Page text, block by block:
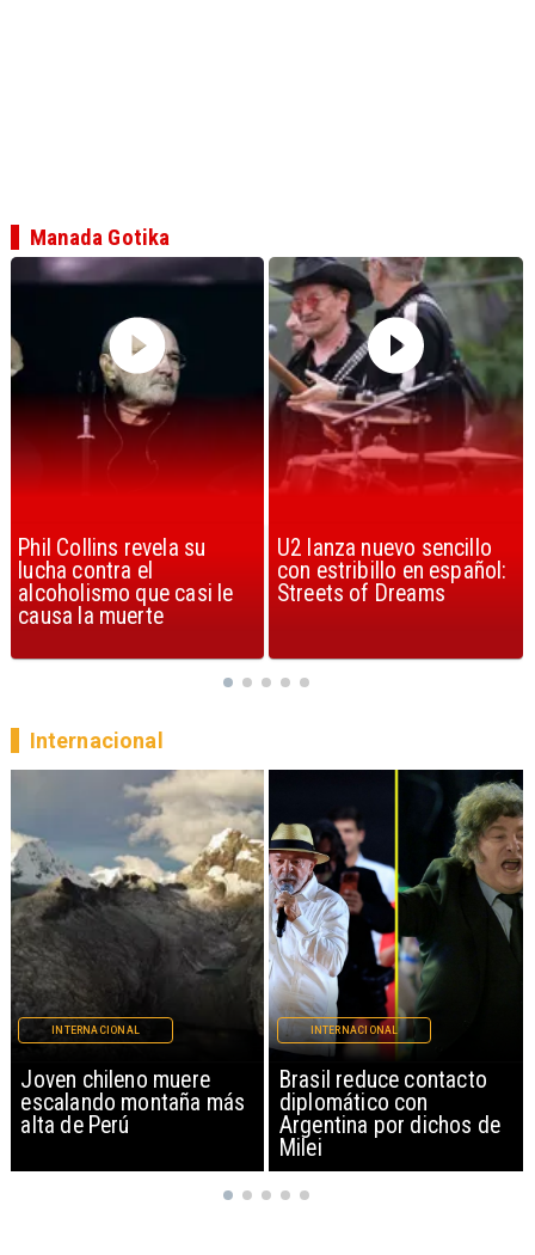
U2 lanza nuevo sencillo
con estribillo en español:
Streets of Dreams
“Africa” de Toto es
considerada la mejor
canción, según la ciencia
Manada Gotika
Brasil reduce contacto
diplomático con
Argentina por dichos de
INTERNACIONAL
China restringe
exportación de drones a
EEUU y sanciona
empresas
INTERNACIONAL
Internacional